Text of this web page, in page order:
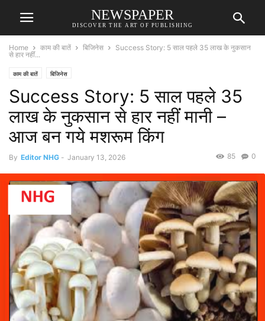
NEWSPAPER
DISCOVER THE ART OF PUBLISHING
Home काम की बातें बिजिनेस
Success Story: 5 साल पहले 35 लाख के नुकसान
से हार नहींं...
काम की बातें बिजिनेस
Success Story: 5 साल पहले 35
लाख के नुकसान से हार नहींं मानी –
आज बन गये मशरूम किंग
By Editor NHG - January 13, 2026 0
85